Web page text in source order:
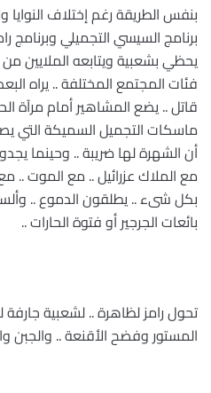
بنفس الطريقة رغم إختلاف
برنامج السيسي التجميلي وبرنامج
يحظي بشعبية ويتابعه الملايين
فئات المجتمع المختلفة .. يراه
قاتل .. يضع المشاهير أمام مرآة
ماسكات التجميل السميكة التي
أن الشهرة لها ضريبة .. وحينما
مع الملاك عزرائيل .. مع الموت ..
بكل شىء .. يطلقون الدموع ..
بائعات الجرجير أو فتوة الحارات ..
تحول رامز لظاهرة .. لشعبية
المستور وفضح الأقنعة .. والجبن